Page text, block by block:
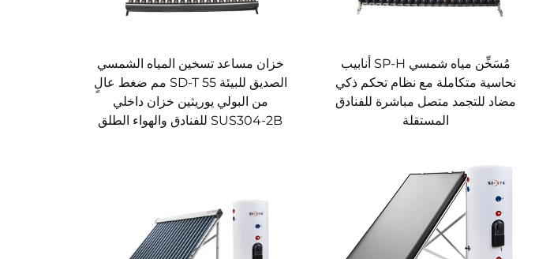
مُسَخِّن مياه شمسي SP-H أنابيب
نحاسية متكاملة مع نظام تحكم ذكي
مضاد للتجمد متصل مباشرة للفنادق
المستقلة
خزان مساعد تسخين المياه الشمسي
الصديق للبيئة SD-T 55 مم ضغط عالٍ
من البولي يوريثين خزان داخلي
SUS304-2B للفنادق والهواء الطلق